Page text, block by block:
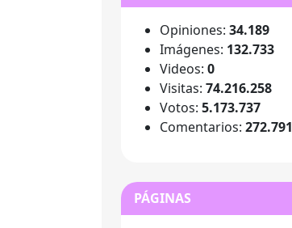
Opiniones: 34.189
Imágenes: 132.733
Videos: 0
Visitas: 74.216.258
Votos: 5.173.737
Comentarios: 272.791
PÁGINAS